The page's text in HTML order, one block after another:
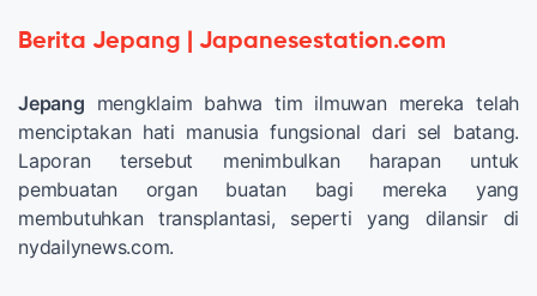
Berita Jepang | Japanesestation.com
Jepang mengklaim bahwa tim ilmuwan mereka telah
menciptakan hati manusia fungsional dari sel batang.
Laporan tersebut menimbulkan harapan untuk
pembuatan organ buatan bagi mereka yang
membutuhkan transplantasi, seperti yang dilansir di
nydailynews.com.